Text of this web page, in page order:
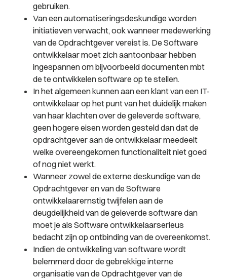
gebruiken.
Van een automatiseringsdeskundige worden
initiatieven verwacht, ook wanneer medewerking
van de Opdrachtgever vereist is. De Software
ontwikkelaar moet zich aantoonbaar hebben
ingespannen om bijvoorbeeld documenten mbt
de te ontwikkelen software op te stellen.
In het algemeen kunnen aan een klant van een IT-
ontwikkelaar op het punt van het duidelijk maken
van haar klachten over de geleverde software,
geen hogere eisen worden gesteld dan dat de
opdrachtgever aan de ontwikkelaar meedeelt
welke overeengekomen functionaliteit niet goed
of nog niet werkt.
Wanneer zowel de externe deskundige van de
Opdrachtgever en van de Software
ontwikkelaarernstig twijfelen aan de
deugdelijkheid van de geleverde software dan
moet je als Software ontwikkelaarserieus
bedacht zijn op ontbinding van de overeenkomst.
Indien de ontwikkeling van software wordt
belemmerd door de gebrekkige interne
organisatie van de Opdrachtgever van de